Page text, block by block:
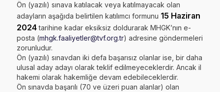
Ön (yazılı) sınava katılacak veya katılmayacak olan
adayların aşağıda belirtilen katılımcı formunu 15 Haziran
2024tarihine kadar eksiksiz doldurarak MHGK’nın e-
posta (mhgk.faaliyetler@tvf.org.tr) adresine göndermeleri
zorunludur.
Ön (yazılı) sınavdan iki defa başarısız olanlar ise, bir daha
ulusal aday adayı olarak teklif edilmeyeceklerdir. Ancak il
hakemi olarak hakemliğe devam edebileceklerdir.
Ön sınavda başarılı (70 ve üzeri puan alanlar) olan